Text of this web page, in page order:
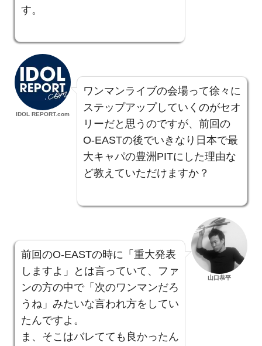
す。
IDOL REPORT.com
ワンマンライブの会場って徐々に
ステップアップしていくのがセオ
リーだと思うのですが、前回の
O-EASTの後でいきなり日本で最
大キャパの豊洲PITにした理由な
ど教えていただけますか？
前回のO-EASTの時に「重大発表
しますよ」とは言っていて、ファ
ンの方の中で「次のワンマンだろ
うね」みたいな言われ方をしてい
たんですよ。
ま、そこはバレてても良かったん
山口恭平